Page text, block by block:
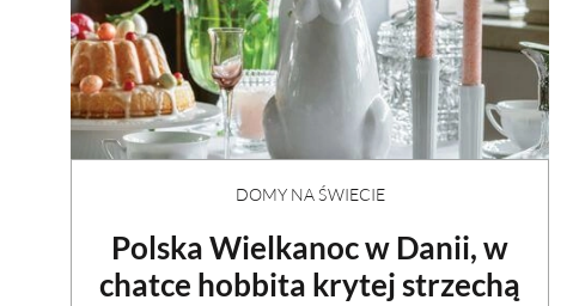
DOMY NA ŚWIECIE
Polska Wielkanoc w Danii, w
chatce hobbita krytej strzechą